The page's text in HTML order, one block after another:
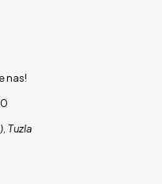
nas!
Tuzla